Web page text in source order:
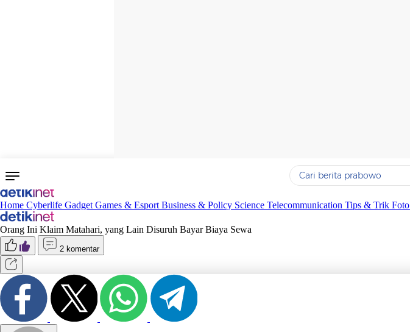
Yang sedang ramai dicari
Home Cyberlife Gadget Games & Esport Business & Policy Science Telecommunication Tips & Trik Foto
Orang Ini Klaim Matahari, yang Lain Disuruh Bayar Biaya Sewa
2 komentar